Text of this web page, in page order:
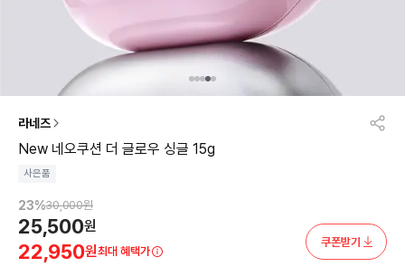
라네즈
New 네오쿠션 더 글로우 싱글 15g
사은품
23%30,000원
25,500원
22,950원최대 혜택가
쿠폰받기